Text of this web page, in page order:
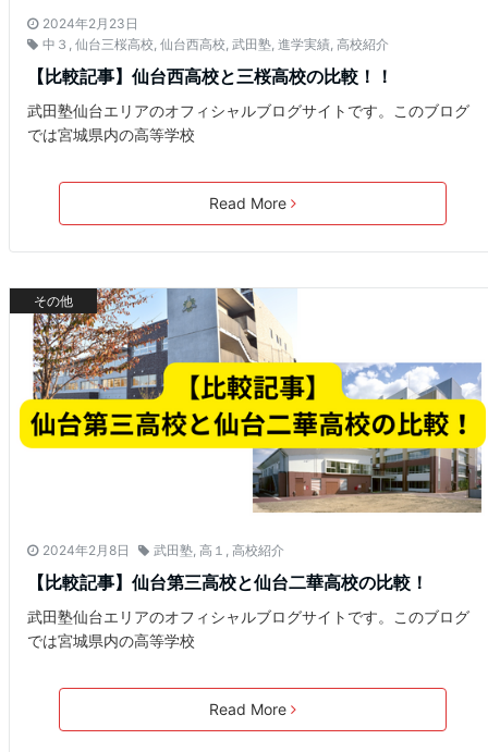
2024年2月23日
中３ , 仙台三桜高校, 仙台西高校, 武田塾, 進学実績, 高校紹介
【比較記事】仙台西高校と三桜高校の比較！！
武田塾仙台エリアのオフィシャルブログサイトです。このブログ
では宮城県内の高等学校
Read More
その他
2024年2月8日 武田塾, 高１ , 高校紹介
【比較記事】仙台第三高校と仙台二華高校の比較！
武田塾仙台エリアのオフィシャルブログサイトです。このブログ
では宮城県内の高等学校
Read More